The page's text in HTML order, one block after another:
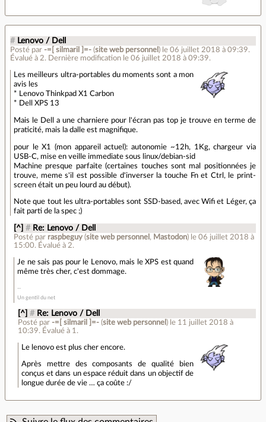
# Lenovo / Dell
Posté par -=[ silmaril ]=- (site web personnel ) le 06 juillet 2018 à 09:39.
Évalué à 2. Dernière modification le 06 juillet 2018 à 09:39.
Les meilleurs ultra-portables du moments sont a mon
avis les
* Lenovo Thinkpad X1 Carbon
* Dell XPS 13
Mais le Dell a une charniere pour l'écran pas top je trouve en terme de
praticité, mais la dalle est magnifique.
pour le X1 (mon appareil actuel): autonomie ~12h, 1Kg, chargeur via
USB-C, mise en veille immediate sous linux/debian-sid
Machine presque parfaite (certaines touches sont mal positionnées je
trouve, meme s'il est possible d'inverser la touche Fn et Ctrl, le print-
screen était un peu lourd au début).
Note que tout les ultra-portables sont SSD-based, avec Wifi et Léger, ça
fait parti de la spec ;)
[^] # Re: Lenovo / Dell
Posté par raspbeguy (site web personnel , Mastodon) le 06 juillet 2018 à
15:00. Évalué à 2.
Je ne sais pas pour le Lenovo, mais le XPS est quand
même très cher, c'est dommage.
Un gentil du net
[^] # Re: Lenovo / Dell
Posté par -=[ silmaril ]=-(site web personnel ) le 11 juillet 2018 à
10:39. Évalué à 1 .
Le lenovo est plus cher encore.
Après mettre des composants de qualité bien
conçus et dans un espace réduit dans un objectif de
longue durée de vie … ça coûte :/